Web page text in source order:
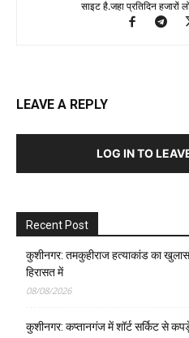
साइट है.जहा प्रतिदिन हजारों
LEAVE A REPLY
LOG IN TO
Recent Post
कुशीनगर: तमकुहीराज हत्याकांड का
हिरासत में
08/08/2026
कुशीनगर: कप्तानगंज में शॉर्ट सर्किट से